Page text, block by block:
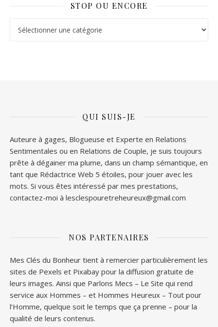
STOP OU ENCORE
QUI SUIS-JE
Auteure à gages, Blogueuse et Experte en Relations
Sentimentales ou en Relations de Couple, je suis toujours
prête à dégainer ma plume, dans un champ sémantique, en
tant que Rédactrice Web 5 étoiles, pour jouer avec les
mots. Si vous êtes intéressé par mes prestations,
contactez-moi à lesclespouretreheureux@gmail.com
NOS PARTENAIRES
Mes Clés du Bonheur tient à remercier particulièrement les
sites de Pexels et Pixabay pour la diffusion gratuite de
leurs images. Ainsi que Parlons Mecs – Le Site qui rend
service aux Hommes – et Hommes Heureux – Tout pour
l’Homme, quelque soit le temps que ça prenne – pour la
qualité de leurs contenus.